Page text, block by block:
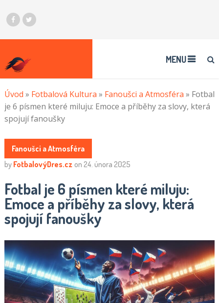
MENU
Úvod » Fotbalová Kultura » Fanoušci a Atmosféra » Fotbal
je 6 písmen které miluju: Emoce a příběhy za slovy, která
spojují fanoušky
Fanoušci a Atmosféra
by FotbalovýDres.cz on 24. února 2025
Fotbal je 6 písmen které miluju:
Emoce a příběhy za slovy, která
spojují fanoušky